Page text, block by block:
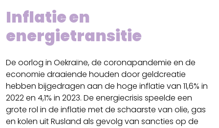
Inflatie en
energietransitie
De oorlog in Oekraïne, de coronapandemie en de
economie draaiende houden door geldcreatie
hebben bijgedragen aan de hoge inflatie van 11,6% in
2022 en 4,1% in 2023. De energiecrisis speelde een
grote rol in de inflatie met de schaarste van olie, gas
en kolen uit Rusland als gevolg van sancties op de